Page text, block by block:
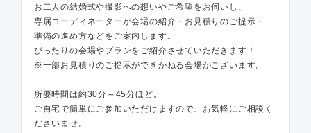
お二人の結婚式や撮影への想いやご希望をお伺いし、
専属コーディネーターが会場の紹介・お見積りのご提示・
準備の進め方などをご案内します。
ぴったりの会場やプランをご紹介させていただきます！
※一部お見積りのご提示ができかねる会場がございます。
所要時間は約30分～45分ほど。
ご自宅で簡単にご参加いただけますので、お気軽にご相談く
ださいませ。